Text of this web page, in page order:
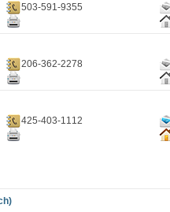
503-591-9355
206-362-2278
425-403-1112